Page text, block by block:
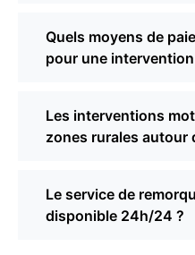
Quels moyens de
pour une
Les interventions
zones rurales autour
Le service de
disponible 24h/24 ?